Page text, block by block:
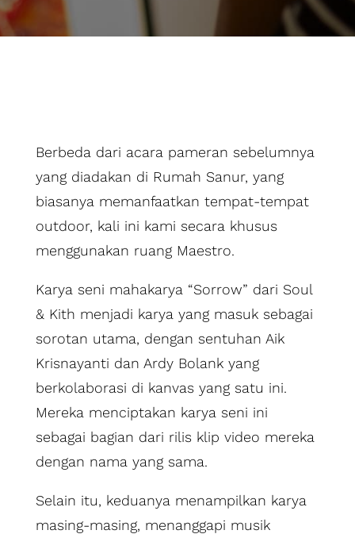
Berbeda dari acara pameran sebelumnya
yang diadakan di Rumah Sanur, yang
biasanya memanfaatkan tempat-tempat
outdoor, kali ini kami secara khusus
menggunakan ruang Maestro.
Karya seni mahakarya “Sorrow” dari Soul
& Kith menjadi karya yang masuk sebagai
sorotan utama, dengan sentuhan Aik
Krisnayanti dan Ardy Bolank yang
berkolaborasi di kanvas yang satu ini.
Mereka menciptakan karya seni ini
sebagai bagian dari rilis klip video mereka
dengan nama yang sama.
Selain itu, keduanya menampilkan karya
masing-masing, menanggapi musik